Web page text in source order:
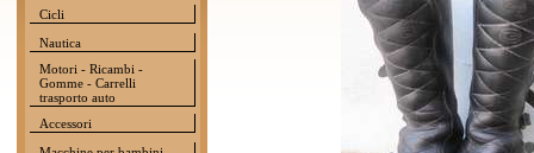
Cicli
Nautica
Motori - Ricambi -
Gomme - Carrelli
trasporto auto
Accessori